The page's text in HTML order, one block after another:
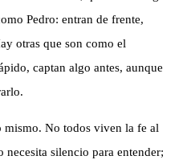
Pedro: entran de frente,
otras que son como el
captan algo antes, aunque
mismo. No todos viven la fe al
silencio para entender;